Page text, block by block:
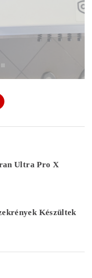
Ultra Pro X
Készültek